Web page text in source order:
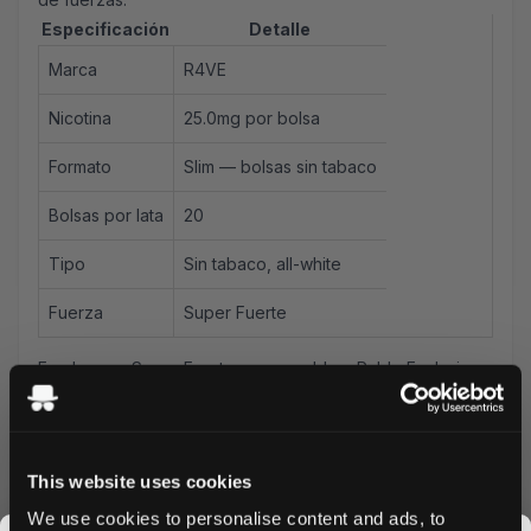
This website uses cookies
We use cookies to personalise content and ads, to
Especificación
Detalle
Marca
R4VE
Nicotina 25.0mg por bolsa
Formato Slim — bolsas sin tabaco
Bolsas por lata 20
Tipo Sin tabaco, all-white
Fuerza Super Fuerte
En el rango Super Fuerte, comparable a Pablo Exclusive
(30mg) — uno de los segmentos de mayor crecimiento
tropical, bright, slightly ácido. One of the más convincente
passion fruit executions en España gama. Super strong -